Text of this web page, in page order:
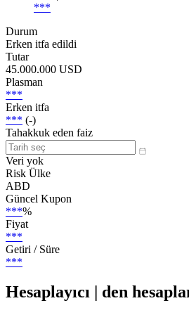
***
Durum
Erken itfa edildi
Tutar
45.000.000 USD
Plasman
***
Erken itfa
*** (-)
Tahakkuk eden faiz
Veri yok
Risk Ülke
ABD
Güncel Kupon
***%
Fiyat
***
Getiri / Süre
***
Hesaplayıcı | den